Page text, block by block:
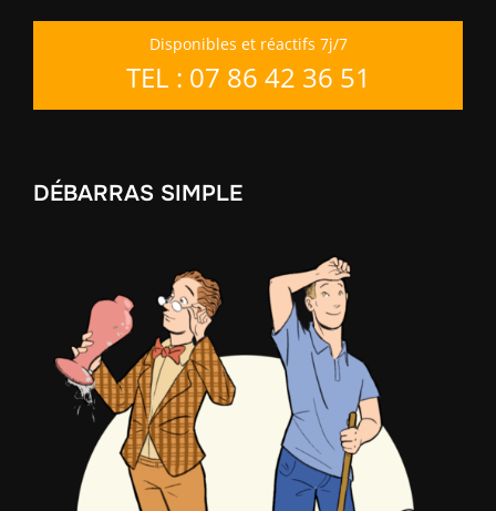
Disponibles et réactifs 7j/7
TEL : 07 86 42 36 51
DÉBARRAS SIMPLE